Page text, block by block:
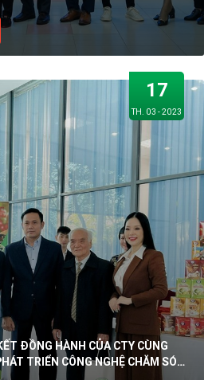
17
TH. 03 - 2023
ĐỒNG HÀNH CỦA CTY CÙNG
TRIỂN CÔNG NGHỆ CHĂM SÓC